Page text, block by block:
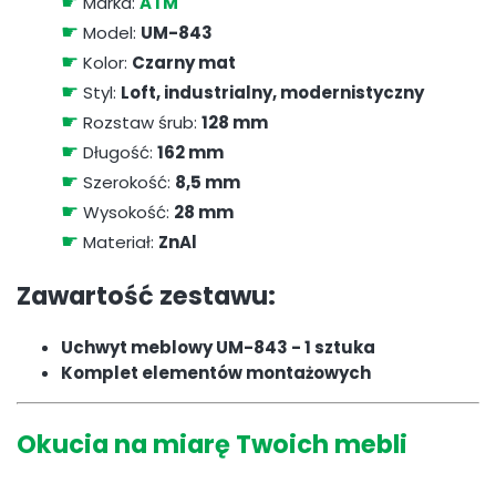
☛ Model: UM-843
☛ Kolor: Czarny mat
☛ Styl: Loft, industrialny, modernistyczny
☛ Rozstaw śrub: 128 mm
☛ Długość: 162 mm
☛ Szerokość: 8,5 mm
☛ Wysokość: 28 mm
☛ Materiał: ZnAl
Zawartość zestawu:
Uchwyt meblowy UM-843 - 1 sztuka
Komplet elementów montażowych
Okucia na miarę Twoich mebli